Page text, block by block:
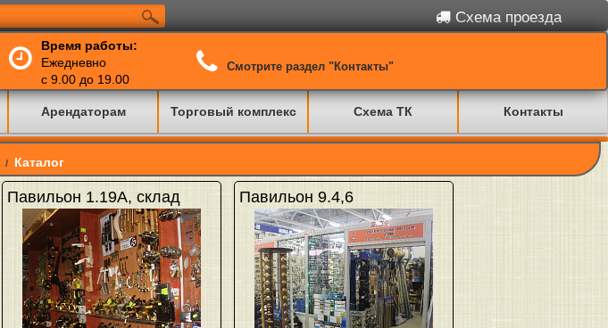
Схема проезда
Время работы:
Ежедневно
с 9.00 до 19.00
Смотрите раздел "Контакты"
Арендаторам Торговый комплекс Схема ТК Контакты
/ Каталог
Павильон 1.19А, склад Павильон 9.4,6